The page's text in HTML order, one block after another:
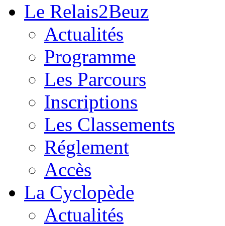
Le Relais2Beuz
Actualités
Programme
Les Parcours
Inscriptions
Les Classements
Réglement
Accès
La Cyclopède
Actualités